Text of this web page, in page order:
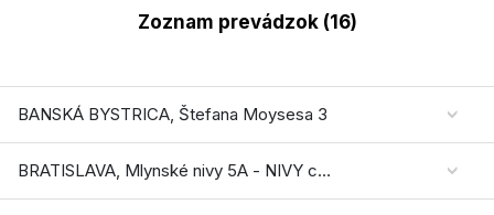
Zoznam prevádzok (16)
BANSKÁ BYSTRICA, Štefana Moysesa 3
BRATISLAVA, Mlynské nivy 5A - NIVY centrum